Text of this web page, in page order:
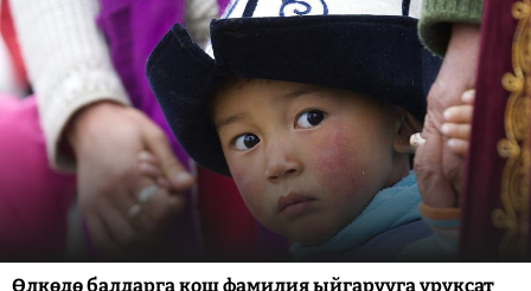
Өлкөдө балдарга кош фамилия ыйгарууга уруксат